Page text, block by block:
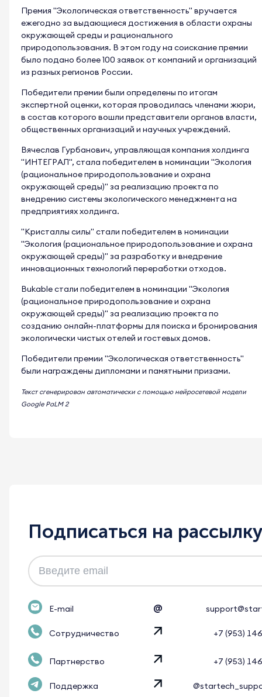
Премия "Экологическая ответственность" вручается
ежегодно за выдающиеся достижения в области охраны
окружающей среды и рационального
природопользования. В этом году на соискание премии
было подано более 100 заявок от компаний и организаций
из разных регионов России.
Победители премии были определены по итогам
экспертной оценки, которая проводилась членами жюри,
в состав которого вошли представители органов власти,
общественных организаций и научных учреждений.
Вячеслав Гурбанович, управляющая компания холдинга
"ИНТЕГРАЛ", стала победителем в номинации "Экология
(рациональное природопользование и охрана
окружающей среды)" за реализацию проекта по
внедрению системы экологического менеджмента на
предприятиях холдинга.
"Кристаллы силы" стали победителем в номинации
"Экология (рациональное природопользование и охрана
окружающей среды)" за разработку и внедрение
инновационных технологий переработки отходов.
Bukable стали победителем в номинации "Экология
(рациональное природопользование и охрана
окружающей среды)" за реализацию проекта по
созданию онлайн-платформы для поиска и бронирования
экологически чистых отелей и гостевых домов.
Победители премии "Экологическая ответственность"
были награждены дипломами и памятными призами.
Текст сгенерирован автоматически с помощью нейросетевой модели
Google PaLM 2
Подписаться на рассылку
E-mail @
Сотрудничество +7 (953)
Партнерство +7 (953)
Поддержка